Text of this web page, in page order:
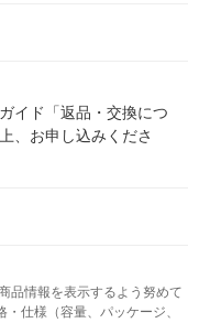
イド「返品・交換につ
、お申し込みくださ
品情報を表示するよう努めて
仕様（容量、パッケージ、